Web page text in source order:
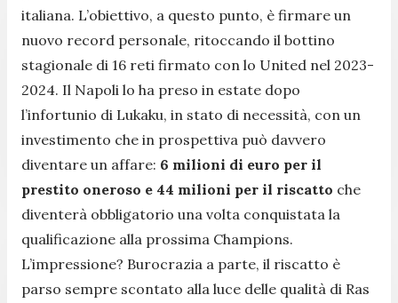
italiana. L’obiettivo, a questo punto, è firmare un
nuovo record personale, ritoccando il bottino
stagionale di 16 reti firmato con lo United nel 2023-
2024. Il Napoli lo ha preso in estate dopo
l’infortunio di Lukaku, in stato di necessità, con un
investimento che in prospettiva può davvero
diventare un affare: 6 milioni di euro per il
prestito oneroso e 44 milioni per il riscatto che
diventerà obbligatorio una volta conquistata la
qualificazione alla prossima Champions.
L’impressione? Burocrazia a parte, il riscatto è
parso sempre scontato alla luce delle qualità di Ras